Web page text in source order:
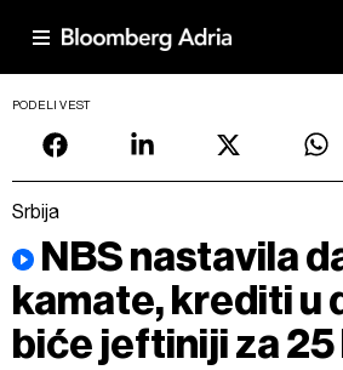
PODELI VEST
Srbija
NBS nastavila
kamate, krediti u
biće jeftiniji za 25